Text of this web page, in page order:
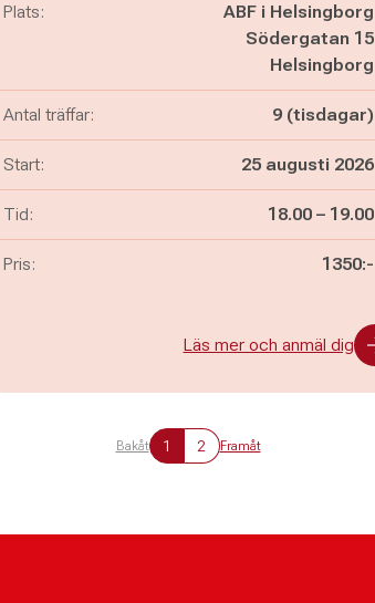
Plats:
ABF i Helsingborg
Södergatan 15
Helsingborg
Antal träffar: 9 (tisdagar)
Start: 25 augusti 2026
Tid: Pågår mellan
18.00 – och
19.00
Pris: 1350:-
Läs mer och anmäl dig
Bakåt 1 2 Framåt